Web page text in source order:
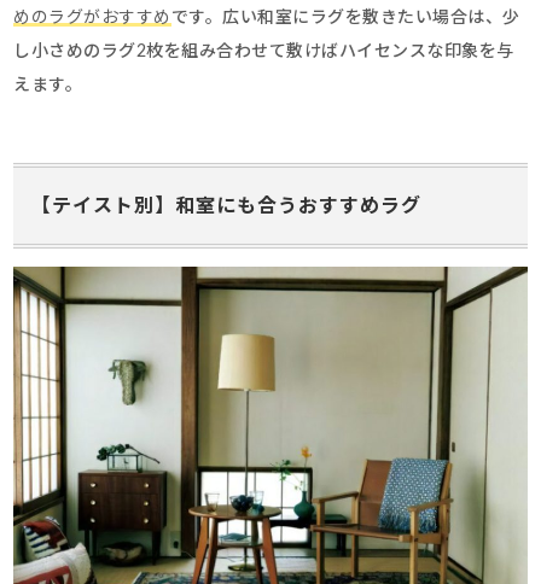
めのラグがおすすめ です。広い和室にラグを敷きたい場合は、少
し小さめのラグ2枚を組み合わせて敷けばハイセンスな印象を与
えます。
【テイスト別】和室にも合うおすすめラグ